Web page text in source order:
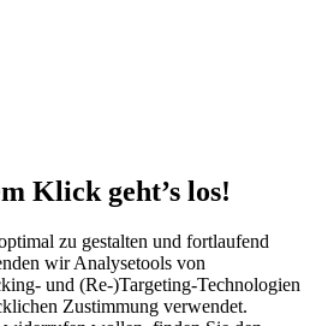
Klick geht’s los!
zu gestalten und fortlaufend
wir Analysetools von
und (Re‑)Targeting-Technologien
Zustimmung verwendet.